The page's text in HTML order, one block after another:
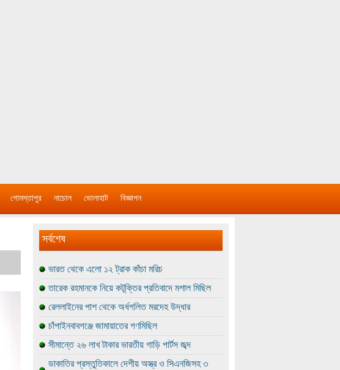
গোমস্তাপুর নাচোল ভোলাহাট বিজ্ঞাপন
সর্বশেষ
ভারত থেকে এলো ১২ ট্রাক কাঁচা মরিচ
তারেক রহমানকে নিয়ে কটূক্তির প্রতিবাদে মশাল মিছিল
রেললাইনের পাশ থেকে অর্ধগলিত মরদেহ উদ্ধার
চাঁপাইনবাবগঞ্জে জামায়াতের গণমিছিল
সীমান্তে ২৬ লাখ টাকার ভারতীয় গাড়ি পার্টস জব্দ
ডাকাতির প্রস্তুতিকালে দেশীয় অস্ত্র ও সিএনজিসহ ৩